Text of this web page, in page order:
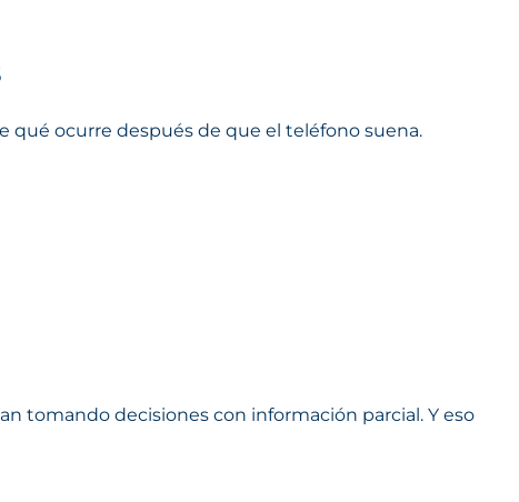
qué ocurre después de que el teléfono suena.
tomando decisiones con información parcial. Y eso